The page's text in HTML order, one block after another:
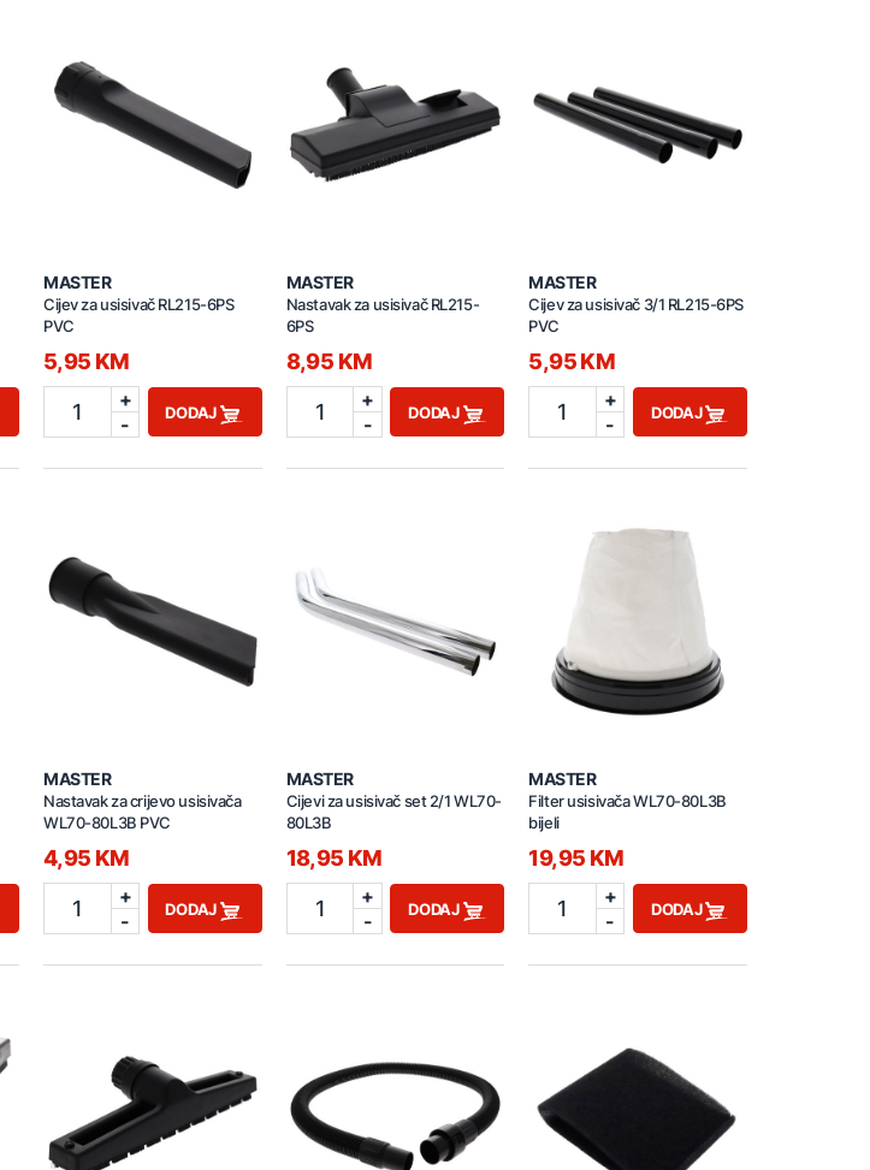
MASTER
Cijev za usisivač RL215-6PS
PVC
5,95 KM
1
+
-
DODAJ
MASTER
Nastavak za usisivač RL215-
6PS
8,95 KM
1
+
-
DODAJ
MASTER
Cijev za usisivač 3/1 RL215-6PS
PVC
5,95 KM
1
+
-
DODAJ
MASTER
Nastavak za crijevo usisivača
WL70-80L3B PVC
4,95 KM
1
+
-
DODAJ
MASTER
Cijevi za usisivač set 2/1 WL70-
80L3B
18,95 KM
1
+
-
DODAJ
MASTER
Filter usisivača WL70-80L3B
bijeli
19,95 KM
1
+
-
DODAJ